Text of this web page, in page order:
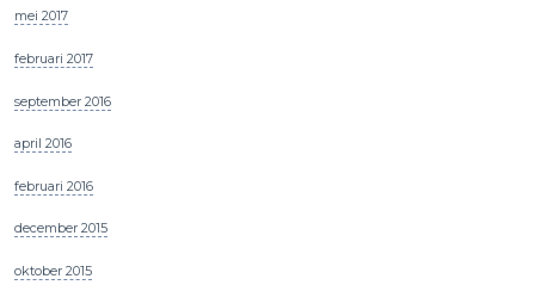
mei 2017
februari 2017
september 2016
april 2016
februari 2016
december 2015
oktober 2015